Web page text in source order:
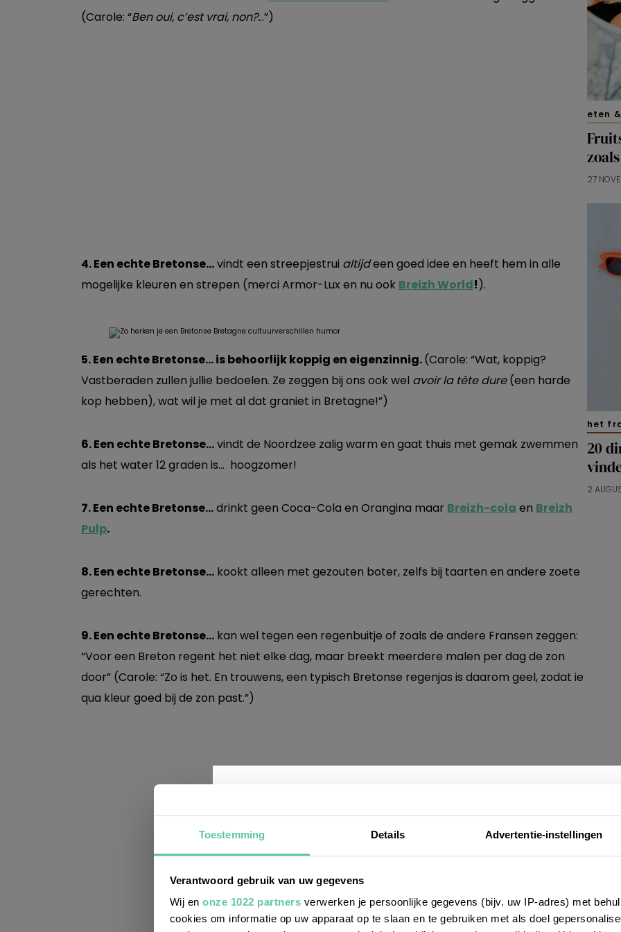
Toestemming Details Advertentie-instellingen
Verantwoord gebruik van uw gegevens
Wij en onze 1022 partners verwerken je persoonlijke gegevens (bijv. uw IP-adres) met
cookies om informatie op uw apparaat op te slaan en te gebruiken met als doel
(Carole: “Ben oui, c’est vrai, non?...”)
4. Een echte Bretonse…vindt een streepjestrui altijdeen goed idee en heeft hem in alle
mogelijke kleuren en strepen (merci Armor-Lux en nu ook Breizh World!).
5. Een echte Bretonse… is behoorlijk koppig en eigenzinnig.(Carole: “Wat, koppig?
Vastberaden zullen jullie bedoelen. Ze zeggen bij ons ook wel avoir la tête dure(een harde
kop hebben), wat wil je met al dat graniet in Bretagne!”)
6. Een echte Bretonse…vindt de Noordzee zalig warm en gaat thuis met gemak zwemmen
als het water 12 graden is… hoogzomer!
7. Een echte Bretonse…drinkt geen Coca-Cola en Orangina maar Breizh-cola en Breizh
Pulp.
8. Een echte Bretonse… kookt alleen met gezouten boter, zelfs bij taarten en andere zoete
gerechten.
9. Een echte Bretonse… kan wel tegen een regenbuitje of zoals de andere Fransen zeggen:
“Voor een Breton regent het niet elke dag, maar breekt meerdere malen per dag de zon
door” (Carole: “Zo is het. En trouwens, een typisch Bretonse regenjas is daarom geel, zodat ie
qua kleur goed bij de zon past.”)
eten
27
het
20
2
Nieuwsbrief
leuke adressen en inspirerende tips voor Frankrijk? Meld
aan voor onze 2-wekelijkse nieuwsbrief. Zo gedaan!